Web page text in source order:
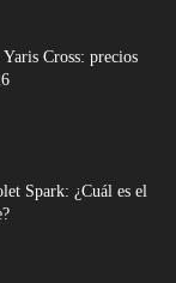
Cross: precios
Spark: ¿Cuál es el